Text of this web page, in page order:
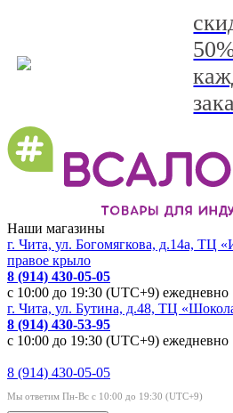
Наши магазины
г. Чита, ул. Богомягкова, д.14а, ТЦ
правое крыло
8 (914) 430-05-05
с 10:00 до 19:30 (UTC+9) ежедневно
г. Чита, ул. Бутина, д.48, ТЦ
8 (914) 430-53-95
с 10:00 до 19:30 (UTC+9) ежедневно
8 (914) 430-05-05
Мы ответим Пн-Вс с 10:00 до 19:30 (UTC+9)